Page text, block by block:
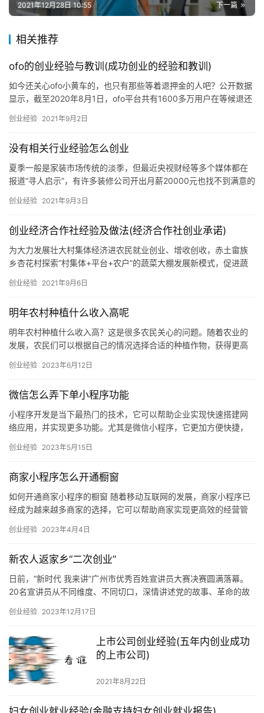
下一篇
2021年12月28日 10:55
相关推荐
ofo的创业经验与教训(成功创业的经验和教训)
如今还关心ofo小黄车的，也只有那些等着退押金的人吧？公开数据
显示，截至2020年8月1日，ofo平台共有1600多万用户在等候退还
币。ofo押金要不回来，似乎成为不少消费者默认的事实。2020年1
创业经验 2021年9月2日
没有相关行业经验怎么创业
夏季一般是家装市场传统的淡季，但最近央视财经等多个媒体都在
报道“寻人启示”，有许多装修公司开出月薪20000元也找不到满意的
要做什么？泥瓦工其实是建筑行业最常见的工种，从房屋结构改
工的工作范围。比如房子的水电应该怎么做不容易房屋渗漏或潮
湿？怎么能让卫生间、厨房做完防水系统还能和
创业经验 2021年9月3日
创业经济合作社经验及做法(经济合作社创业承诺)
为大力发展壮大村集体经济进农民就业创业、增收创收，赤土畲族
乡杏花村探索“村集体+平台+农户”的蔬菜大棚发展新模式，促进蔬
杏花村蔬菜大棚一景01摸准实情想出实招响应农业发展优惠政策，
创业经验 2021年9月6日
明年农村种植什么收入高呢
明年农村种植什么收入高？这是很多农民关心的问题。随着农业的
发展，农民们可以根据自己的情况选择合适的种植作物，获得更高
植…
创业经验 2023年6月12日
微信怎么弄下单小程序功能
小程序开发是当下最热门的技术，它可以帮助企业实现快速搭建网
络应用，并实现更多功能。尤其是微信小程序，它更加方便快捷，
绍如何…
创业经验 2023年5月15日
商家小程序怎么开通橱窗
如何开通商家小程序的橱窗 随着移动互联网的发展，商家小程序已
经成为越来越多商家的选择，它可以帮助商家实现更高效的经营管
商家…
创业经验 2023年4月4日
新农人返家乡“二次创业”
日前，“新时代 我来讲”广州市优秀百姓宣讲员大赛决赛圆满落幕。
20名宣讲员从不同维度、不同切口，深情讲述党的故事、革命的故
创业经验 2023年12月17日
上市公司创业经验(五年内创业成功
的上市公司)
2021年8月22日